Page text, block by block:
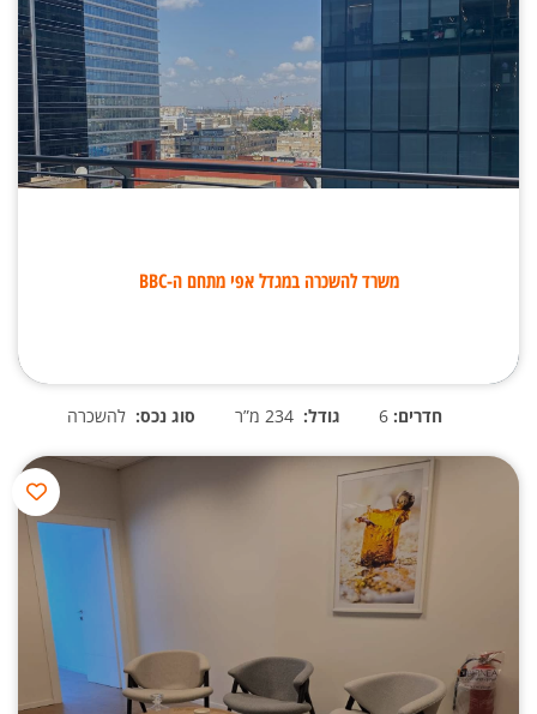
משרד להשכרה במגדל אפי מתחם ה-BBC
חדרים: גודל: 234 מ”ר סוג נכס: להשכרה